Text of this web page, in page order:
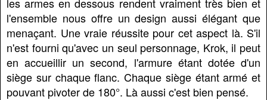
l'ensemble nous offre un design aussi élégant que
menaçant. Une vraie réussite pour cet aspect là. S'il
n'est fourni qu'avec un seul personnage, Krok, il peut
en accueillir un second, l'armure étant dotée d'un
siège sur chaque flanc. Chaque siège étant armé et
pouvant pivoter de 180°. Là aussi c'est bien pensé.